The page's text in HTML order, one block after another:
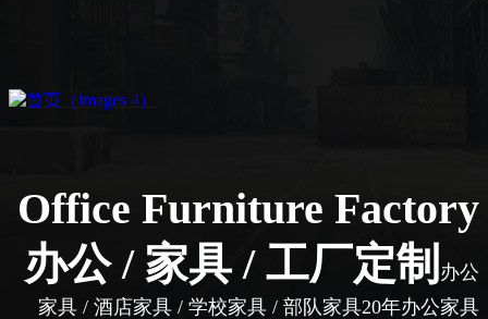
Office Furniture Factory
办公 / 家具 / 工厂定制 办公
家具 / 酒店家具 / 学校家具 / 部队家具20年办公家具